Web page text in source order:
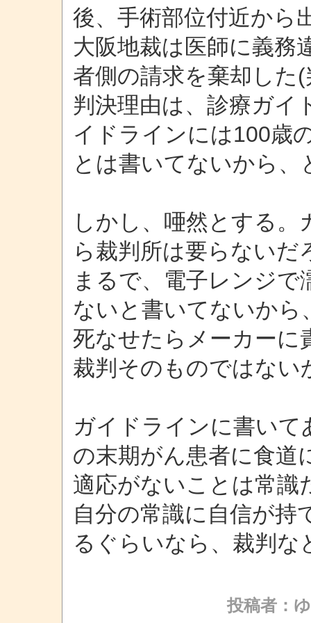
後、手術部位付近から
大阪地裁は医師に義務
者側の請求を棄却した
判決理由は、診療ガイ
イドラインには100歳
とは書いてないから、
しかし、唖然とする
ら裁判所は要らないだ
まるで、電子レンジ
ないと書いてないから
死なせたらメーカーに
裁判そのものではない
ガイドラインに書い
の末期がん患者に食道
適応がないことは常識
自分の常識に自信が
るぐらいなら、裁判な
投稿者：